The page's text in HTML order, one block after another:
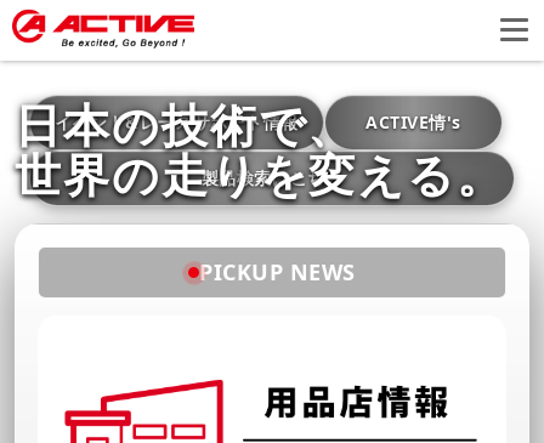
日本の技術で、
世界の走りを変える。
イベント&レースサポート情報 ACTIVE情's
製品検索はこちら
PICKUP NEWS